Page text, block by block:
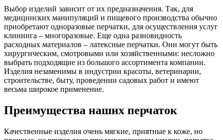
Выбор изделий зависит от их предназначения. Так, для
медицинских манипуляций и пищевого производства обычно
приобретают одноразовые перчатки, для осуществления услуг
клининга – многоразовые. Еще одна разновидность
расходных материалов – латексные перчатки. Они могут быть
хирургическим, смотровыми или хозяйственными: несложно
выбрать подходящие из большого ассортимента компании.
Изделия незаменимы в индустрии красоты, ветеринарии,
строительстве, быту, проведении садовых работ и имеют
весьма широкое применение.
Преимущества наших перчаток
Качественные изделия очень мягкие, приятные к коже, но